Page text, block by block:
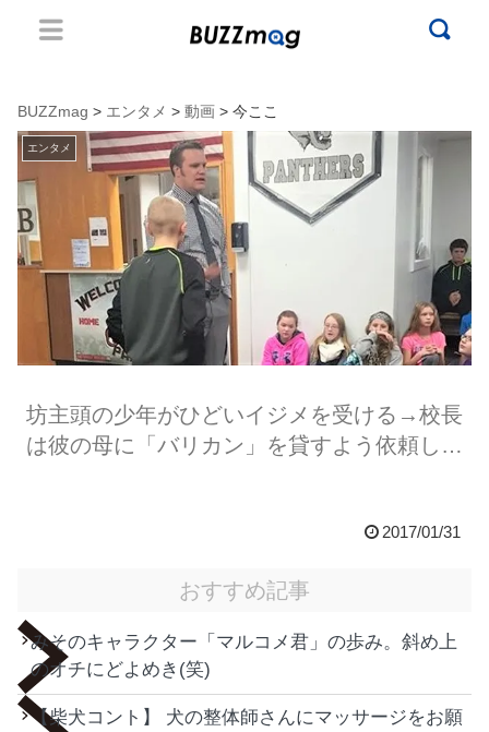
BUZZmag > エンタメ > 動画 > 今ここ
エンタメ
坊主頭の少年がひどいイジメを受ける→校長
は彼の母に「バリカン」を貸すよう依頼し…
2017/01/31
おすすめ記事
みそのキャラクター「マルコメ君」の歩み。斜め上
のオチにどよめき(笑)
【柴犬コント】 犬の整体師さんにマッサージをお願